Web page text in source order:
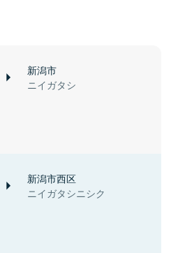
新潟市
ニイガタシ
新潟市西区
ニイガタシニシク